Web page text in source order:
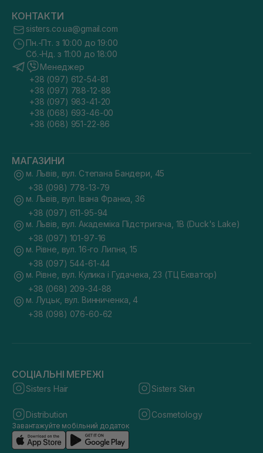
КОНТАКТИ
sisters.co.ua@gmail.com
Пн.-Пт. з 10:00 до 19:00
Сб.-Нд. з 11:00 до 18:00
Менеджер
+38 (097) 612-54-81
+38 (097) 788-12-88
+38 (097) 983-41-20
+38 (068) 693-46-00
+38 (068) 951-22-86
МАГАЗИНИ
м. Львів, вул. Степана Бандери, 45
+38 (098) 778-13-79
м. Львів, вул. Івана Франка, 36
+38 (097) 611-95-94
м. Львів, вул. Академіка Підстригача, 1В (Duck's Lake)
+38 (097) 101-97-16
м. Рівне, вул. 16-го Липня, 15
+38 (097) 544-61-44
м. Рівне, вул. Кулика і Гудачека, 23 (ТЦ Екватор)
+38 (068) 209-34-88
м. Луцьк, вул. Винниченка, 4
+38 (098) 076-60-62
СОЦІАЛЬНІ МЕРЕЖІ
Sisters Hair Sisters Skin
Distribution Cosmetology
Завантажуйте мобільний додаток